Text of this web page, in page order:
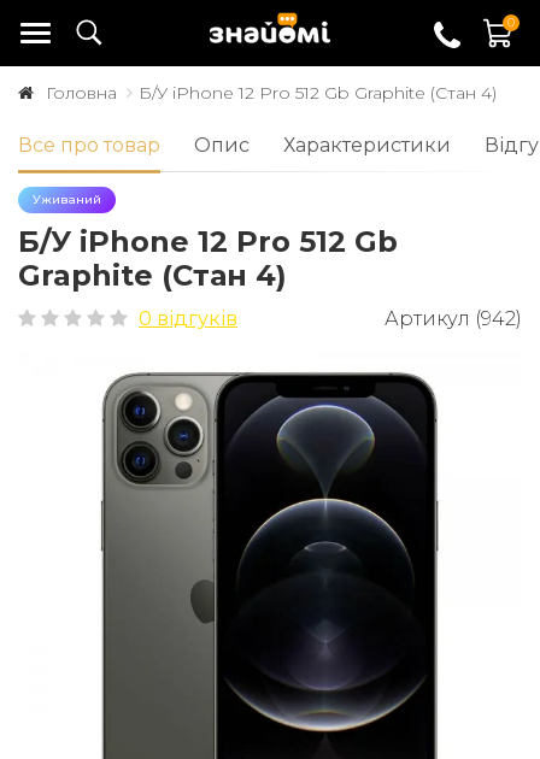
0
Головна Б/У iPhone 12 Pro 512 Gb Graphite (Стан 4)
Все про товар Опис Характеристики
Уживаний
Б/У iPhone 12 Pro 512 Gb
Graphite (Стан 4)
0 відгуків Артикул (942)